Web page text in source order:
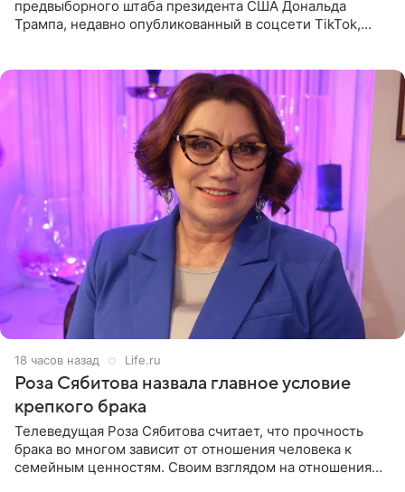
предвыборного штаба президента США Дональда
Трампа, недавно опубликованный в соцсети TikTok,
18 часов назад Life.ru
Роза Сябитова назвала главное условие
крепкого брака
Телеведущая Роза Сябитова считает, что прочность
брака во многом зависит от отношения человека к
семейным ценностям. Своим взглядом на отношения